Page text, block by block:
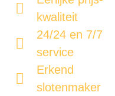
kwaliteit
24/24 en 7/7
service
Erkend
slotenmaker